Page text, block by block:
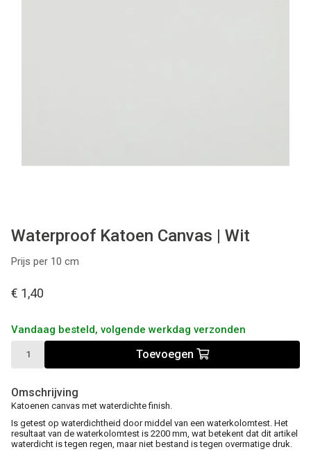
Waterproof Katoen Canvas | Wit
Prijs per 10 cm
€ 1,40
Vandaag besteld, volgende werkdag verzonden
Toevoegen
Omschrijving
Katoenen canvas met waterdichte finish.
Is getest op waterdichtheid door middel van een waterkolomtest. Het
resultaat van de waterkolomtest is 2200 mm, wat betekent dat dit artikel
waterdicht is tegen regen, maar niet bestand is tegen overmatige druk.